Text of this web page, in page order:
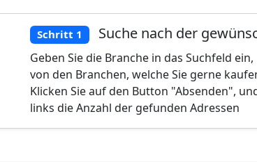
Schritt 1 Suche nach der
Geben Sie die Branche in das Suchfeld ein,
von den Branchen, welche Sie gerne
Klicken Sie auf den Button "Absenden",
links die Anzahl der gefunden Adressen